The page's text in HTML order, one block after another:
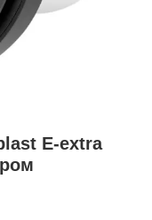
E-extra